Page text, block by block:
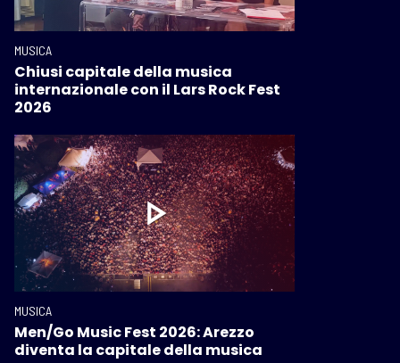
MUSICA
Chiusi capitale della musica
internazionale con il Lars Rock Fest
2026
MUSICA
Men/Go Music Fest 2026: Arezzo
diventa la capitale della musica